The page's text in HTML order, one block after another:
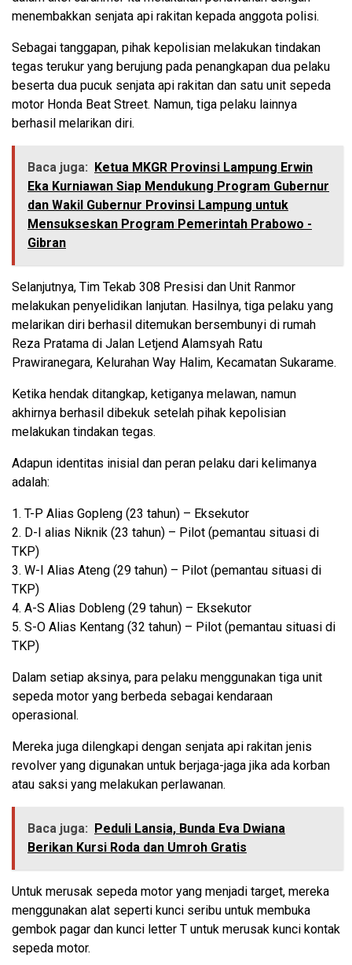
menembakkan senjata api rakitan kepada anggota polisi.
Sebagai tanggapan, pihak kepolisian melakukan tindakan
tegas terukur yang berujung pada penangkapan dua pelaku
beserta dua pucuk senjata api rakitan dan satu unit sepeda
motor Honda Beat Street. Namun, tiga pelaku lainnya
berhasil melarikan diri.
Baca juga: Ketua MKGR Provinsi Lampung Erwin
Eka Kurniawan Siap Mendukung Program Gubernur
dan Wakil Gubernur Provinsi Lampung untuk
Mensukseskan Program Pemerintah Prabowo -
Gibran
Selanjutnya, Tim Tekab 308 Presisi dan Unit Ranmor
melakukan penyelidikan lanjutan. Hasilnya, tiga pelaku yang
melarikan diri berhasil ditemukan bersembunyi di rumah
Reza Pratama di Jalan Letjend Alamsyah Ratu
Prawiranegara, Kelurahan Way Halim, Kecamatan Sukarame.
Ketika hendak ditangkap, ketiganya melawan, namun
akhirnya berhasil dibekuk setelah pihak kepolisian
melakukan tindakan tegas.
Adapun identitas inisial dan peran pelaku dari kelimanya
adalah:
1. T-P Alias Gopleng (23 tahun) – Eksekutor
2. D-I alias Niknik (23 tahun) – Pilot (pemantau situasi di
TKP)
3. W-I Alias Ateng (29 tahun) – Pilot (pemantau situasi di
TKP)
4. A-S Alias Dobleng (29 tahun) – Eksekutor
5. S-O Alias Kentang (32 tahun) – Pilot (pemantau situasi di
TKP)
Dalam setiap aksinya, para pelaku menggunakan tiga unit
sepeda motor yang berbeda sebagai kendaraan
operasional.
Mereka juga dilengkapi dengan senjata api rakitan jenis
revolver yang digunakan untuk berjaga-jaga jika ada korban
atau saksi yang melakukan perlawanan.
Baca juga: Peduli Lansia, Bunda Eva Dwiana
Berikan Kursi Roda dan Umroh Gratis
Untuk merusak sepeda motor yang menjadi target, mereka
menggunakan alat seperti kunci seribu untuk membuka
gembok pagar dan kunci letter T untuk merusak kunci kontak
sepeda motor.